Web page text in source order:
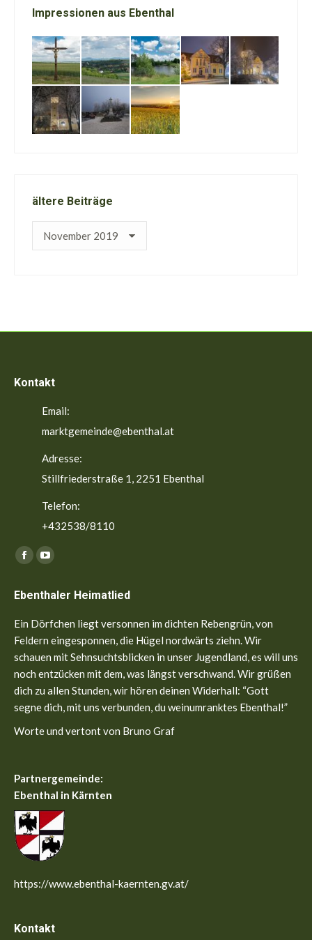
Impressionen aus Ebenthal
ältere Beiträge
ältere
Kontakt
Email:
marktgemeinde@ebenthal.at
Adresse:
Stillfriederstraße 1, 2251 Ebenthal
Telefon:
+432538/8110
Finden Sie uns auf:
Facebook
opens
in
new
window
YouTube
opens
in
new
window
Ebenthaler Heimatlied
Ein Dörfchen liegt versonnen im dichten Rebengrün, von
Feldern eingesponnen, die Hügel nordwärts ziehn. Wir
schauen mit Sehnsuchtsblicken in unser Jugendland, es will uns
noch entzücken mit dem, was längst verschwand. Wir grüßen
dich zu allen Stunden, wir hören deinen Widerhall: “Gott
segne dich, mit uns verbunden, du weinumranktes Ebenthal!”
Worte und vertont von Bruno Graf
Partnergemeinde:
Ebenthal in Kärnten
https://www.ebenthal-kaernten.gv.at/
Kontakt